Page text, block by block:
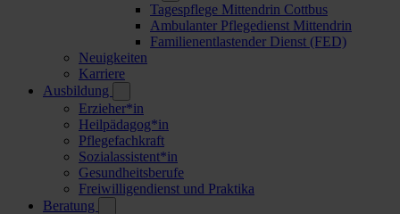
Tagespflege Mittendrin Cottbus
Ambulanter Pflegedienst Mittendrin
Familienentlastender Dienst (FED)
Neuigkeiten
Karriere
Ausbildung
Erzieher*in
Heilpädagog*in
Pflegefachkraft
Sozialassistent*in
Gesundheitsberufe
Freiwilligendienst und Praktika
Beratung